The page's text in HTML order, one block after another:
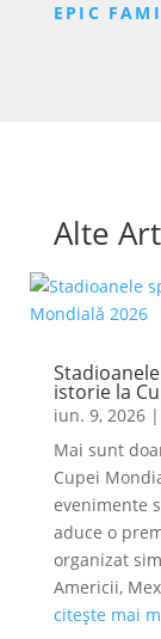
EPIC
Alte
istorie la
iun. 9, 2026|
Mai sunt
Cupei
evenimente
aduce o
organizat
Americii,
citește mai